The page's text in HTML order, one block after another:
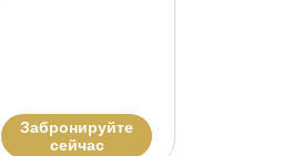
Забронируйте
сейчас